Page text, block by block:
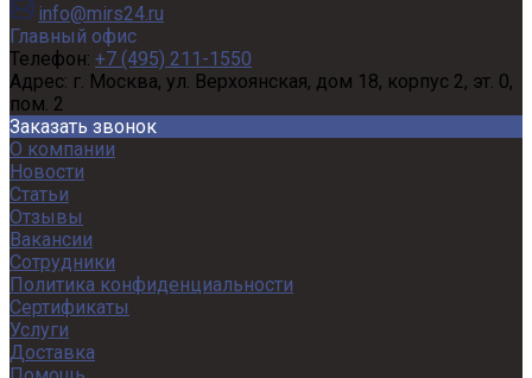
info@mirs24.ru
Главный офис
Телефон: +7 (495) 211-1550
Адрес: г. Москва, ул. Верхоянская, дом 18, корпус 2, эт. 0,
пом. 2
Заказать звонок
О компании
Новости
Статьи
Отзывы
Вакансии
Сотрудники
Политика конфиденциальности
Сертификаты
Услуги
Доставка